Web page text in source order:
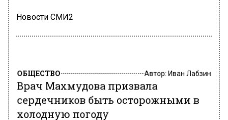
Новости СМИ2
ОБЩЕСТВО Автор:Иван Лабзин
Врач Махмудова призвала
сердечников быть осторожными в
холодную погоду